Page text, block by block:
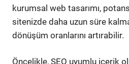
kurumsal web tasarımı,
sitenizde daha uzun süre
dönüşüm oranlarını artırabilir.
Öncelikle, SEO uyumlu içerik